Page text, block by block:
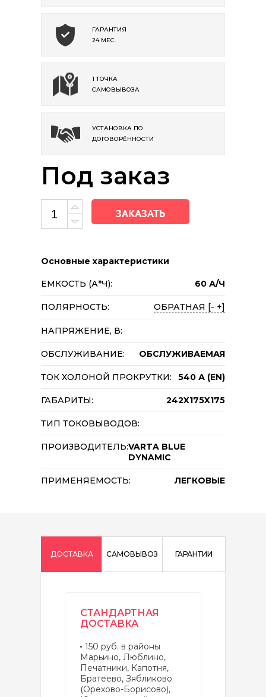
ГАРАНТИЯ
24 МЕС.
1 ТОЧКА
САМОВЫВОЗА
УСТАНОВКА ПО
ДОГОВОРЁННОСТИ
Под заказ
ЗАКАЗАТЬ
Основные характеристики
ЕМКОСТЬ (А*Ч): 60 А/Ч
ПОЛЯРНОСТЬ: ОБРАТНАЯ [- +]
НАПРЯЖЕНИЕ, В:
ОБСЛУЖИВАНИЕ: ОБСЛУЖИВАЕМАЯ
ТОК ХОЛОНОЙ ПРОКРУТКИ: 540 А (EN)
ГАБАРИТЫ: 242X175X175
ТИП ТОКОВЫВОДОВ:
ПРОИЗВОДИТЕЛЬ:VARTA BLUE
DYNAMIC
ПРИМЕНЯЕМОСТЬ: ЛЕГКОВЫЕ
ДОСТАВКА САМОВЫВОЗ ГАРАНТИИ
СТАНДАРТНАЯ
ДОСТАВКА
150 руб. в районы
Марьино, Люблино,
Печатники, Капотня,
Братеево, Зябликово
(Орехово-Борисово),